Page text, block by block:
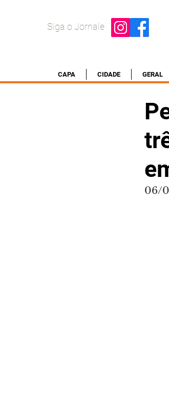
Siga o Jornale
CAPA CIDADE GERAL
06/